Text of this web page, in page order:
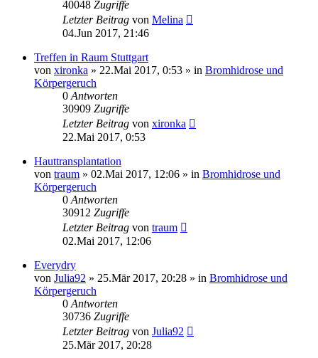
40048 Zugriffe
Letzter Beitrag von Melina
04.Jun 2017, 21:46
Treffen in Raum Stuttgart
von xironka » 22.Mai 2017, 0:53 » in Bromhidrose und
Körpergeruch
0 Antworten
30909 Zugriffe
Letzter Beitrag von xironka
22.Mai 2017, 0:53
Hauttransplantation
von traum » 02.Mai 2017, 12:06 » in Bromhidrose und
Körpergeruch
0 Antworten
30912 Zugriffe
Letzter Beitrag von traum
02.Mai 2017, 12:06
Everydry
von Julia92 » 25.Mär 2017, 20:28 » in Bromhidrose und
Körpergeruch
0 Antworten
30736 Zugriffe
Letzter Beitrag von Julia92
25.Mär 2017, 20:28